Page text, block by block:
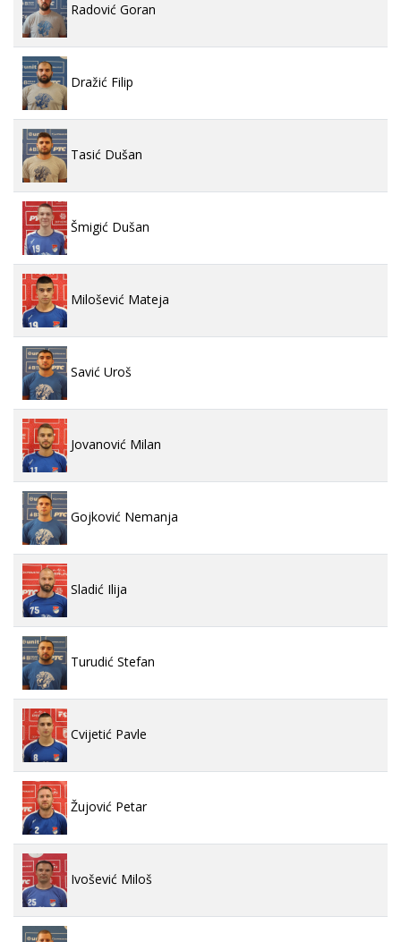
Radović Goran
Dražić Filip
Tasić Dušan
Šmigić Dušan
Milošević Mateja
Savić Uroš
Jovanović Milan
Gojković Nemanja
Sladić Ilija
Turudić Stefan
Cvijetić Pavle
Žujović Petar
Ivošević Miloš